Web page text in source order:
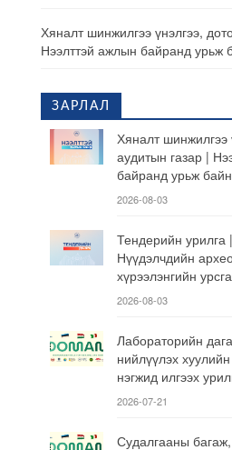
Хяналт шинжилгээ үнэлгээ,
Нээлттэй ажлын байранд урьж
ЗАРЛАЛ
Хяналт шинжилгээ
аудитын газар |
байранд урьж
2026-08-03
Тендерийн
Нүүдэлчдийн
хүрээлэнгийн
2026-08-03
Лабораторийн
нийлүүлэх
нэгжид илгээх
2026-07-21
Судалгааны